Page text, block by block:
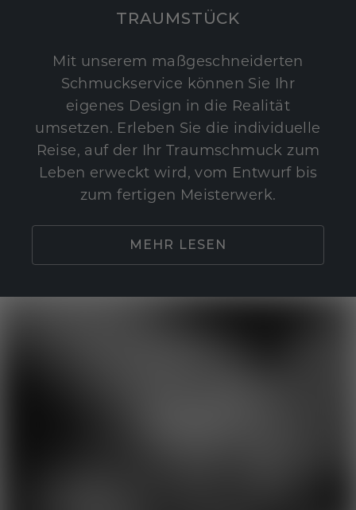
TRAUMSTÜCK
Mit unserem maßgeschneiderten
Schmuckservice können Sie Ihr
eigenes Design in die Realität
umsetzen. Erleben Sie die individuelle
Reise, auf der Ihr Traumschmuck zum
Leben erweckt wird, vom Entwurf bis
zum fertigen Meisterwerk.
MEHR LESEN